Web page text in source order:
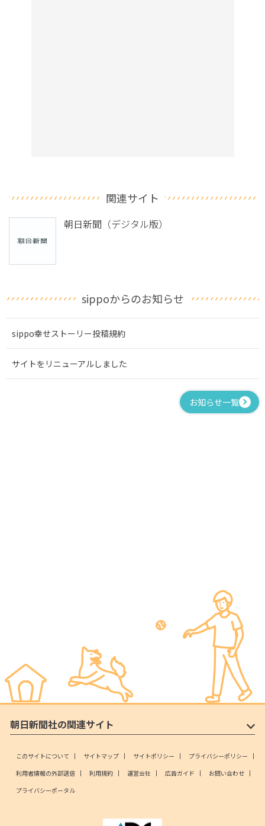
関連サイト
朝日新聞（デジタル版）
sippoからのお知らせ
sippo幸せストーリー投稿規約
サイトをリニューアルしました
お知らせ一覧
朝日新聞社の関連サイト
このサイトについて サイトマップ サイトポリシー
プライバシーポリシー
利用者情報の外部送信
利用規約 運営会社 広告ガイド
お問い合わせ
プライバシーポータル